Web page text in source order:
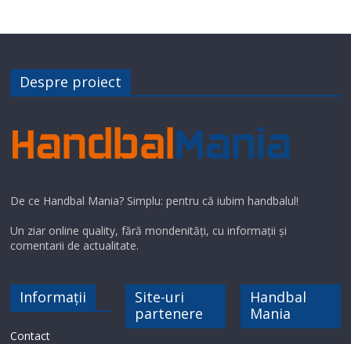
Despre proiect
De ce Handbal Mania? Simplu: pentru că iubim handbalul!
Un ziar online quality, fără mondenități, cu informații și
comentarii de actualitate.
Informații
Contact
Site-uri
partenere
Handbal
Mania